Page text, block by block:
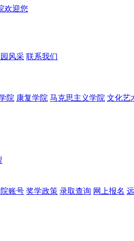
风采 联系我们
院 康复学院 马克思主义学院 文化艺
账号 奖学政策 录取查询 网上报名